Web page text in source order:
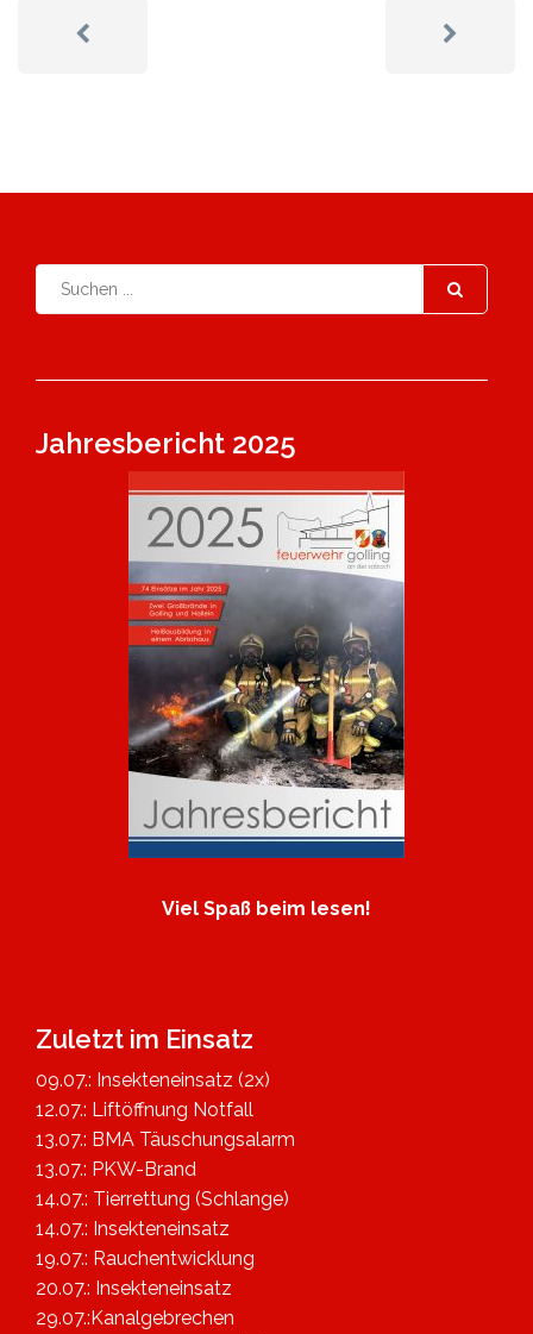
Jahresbericht 2025
Viel Spaß beim lesen!
Zuletzt im Einsatz
09.07.: Insekteneinsatz (2x)
12.07.: Liftöffnung Notfall
13.07.: BMA Täuschungsalarm
13.07.: PKW-Brand
14.07.: Tierrettung (Schlange)
14.07.: Insekteneinsatz
19.07.: Rauchentwicklung
20.07.: Insekteneinsatz
29.07.:Kanalgebrechen